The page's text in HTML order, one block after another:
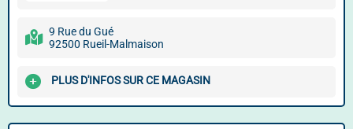
9 Rue du Gué
92500 Rueil-Malmaison
PLUS D'INFOS SUR CE MAGASIN